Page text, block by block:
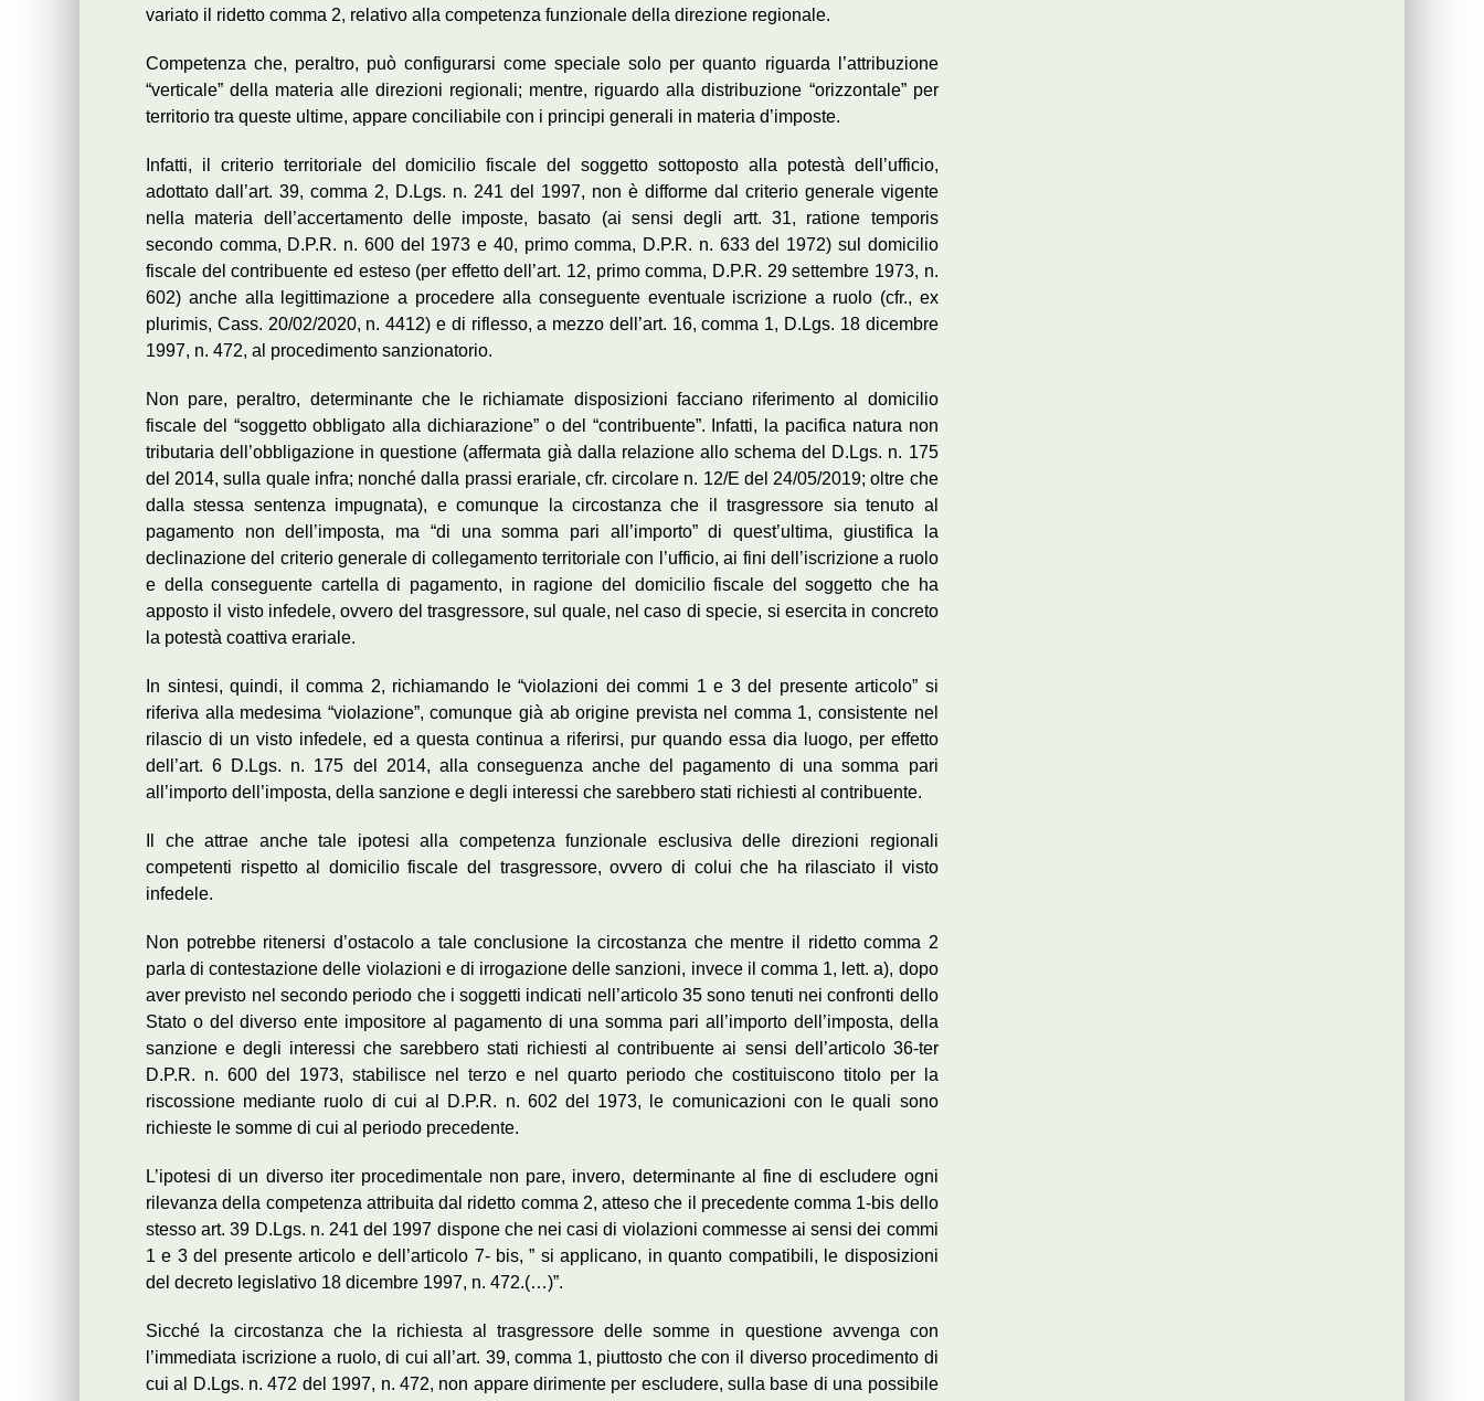
variato il ridetto comma 2, relativo alla competenza funzionale della direzione regionale.
Competenza che, peraltro, può configurarsi come speciale solo per quanto riguarda l’attribuzione
“verticale” della materia alle direzioni regionali; mentre, riguardo alla distribuzione “orizzontale” per
territorio tra queste ultime, appare conciliabile con i principi generali in materia d’imposte.
Infatti, il criterio territoriale del domicilio fiscale del soggetto sottoposto alla potestà dell’ufficio,
adottato dall’art. 39, comma 2, D.Lgs. n. 241 del 1997, non è difforme dal criterio generale vigente
nella materia dell’accertamento delle imposte, basato (ai sensi degli artt. 31, ratione temporis
secondo comma, D.P.R. n. 600 del 1973 e 40, primo comma, D.P.R. n. 633 del 1972) sul domicilio
fiscale del contribuente ed esteso (per effetto dell’art. 12, primo comma, D.P.R. 29 settembre 1973, n.
602) anche alla legittimazione a procedere alla conseguente eventuale iscrizione a ruolo (cfr., ex
plurimis, Cass. 20/02/2020, n. 4412) e di riflesso, a mezzo dell’art. 16, comma 1, D.Lgs. 18 dicembre
1997, n. 472, al procedimento sanzionatorio.
Non pare, peraltro, determinante che le richiamate disposizioni facciano riferimento al domicilio
fiscale del “soggetto obbligato alla dichiarazione” o del “contribuente”. Infatti, la pacifica natura non
tributaria dell’obbligazione in questione (affermata già dalla relazione allo schema del D.Lgs. n. 175
del 2014, sulla quale infra; nonché dalla prassi erariale, cfr. circolare n. 12/E del 24/05/2019; oltre che
dalla stessa sentenza impugnata), e comunque la circostanza che il trasgressore sia tenuto al
pagamento non dell’imposta, ma “di una somma pari all’importo” di quest’ultima, giustifica la
declinazione del criterio generale di collegamento territoriale con l’ufficio, ai fini dell’iscrizione a ruolo
e della conseguente cartella di pagamento, in ragione del domicilio fiscale del soggetto che ha
apposto il visto infedele, ovvero del trasgressore, sul quale, nel caso di specie, si esercita in concreto
la potestà coattiva erariale.
In sintesi, quindi, il comma 2, richiamando le “violazioni dei commi 1 e 3 del presente articolo” si
riferiva alla medesima “violazione”, comunque già ab origine prevista nel comma 1, consistente nel
rilascio di un visto infedele, ed a questa continua a riferirsi, pur quando essa dia luogo, per effetto
dell’art. 6 D.Lgs. n. 175 del 2014, alla conseguenza anche del pagamento di una somma pari
all’importo dell’imposta, della sanzione e degli interessi che sarebbero stati richiesti al contribuente.
Il che attrae anche tale ipotesi alla competenza funzionale esclusiva delle direzioni regionali
competenti rispetto al domicilio fiscale del trasgressore, ovvero di colui che ha rilasciato il visto
infedele.
Non potrebbe ritenersi d’ostacolo a tale conclusione la circostanza che mentre il ridetto comma 2
parla di contestazione delle violazioni e di irrogazione delle sanzioni, invece il comma 1, lett. a), dopo
aver previsto nel secondo periodo che i soggetti indicati nell’articolo 35 sono tenuti nei confronti dello
Stato o del diverso ente impositore al pagamento di una somma pari all’importo dell’imposta, della
sanzione e degli interessi che sarebbero stati richiesti al contribuente ai sensi dell’articolo 36-ter
D.P.R. n. 600 del 1973, stabilisce nel terzo e nel quarto periodo che costituiscono titolo per la
riscossione mediante ruolo di cui al D.P.R. n. 602 del 1973, le comunicazioni con le quali sono
richieste le somme di cui al periodo precedente.
L’ipotesi di un diverso iter procedimentale non pare, invero, determinante al fine di escludere ogni
rilevanza della competenza attribuita dal ridetto comma 2, atteso che il precedente comma 1-bis dello
stesso art. 39 D.Lgs. n. 241 del 1997 dispone che nei casi di violazioni commesse ai sensi dei commi
1 e 3 del presente articolo e dell’articolo 7- bis, ” si applicano, in quanto compatibili, le disposizioni
del decreto legislativo 18 dicembre 1997, n. 472.(…)”.
Sicché la circostanza che la richiesta al trasgressore delle somme in questione avvenga con
l’immediata iscrizione a ruolo, di cui all’art. 39, comma 1, piuttosto che con il diverso procedimento di
cui al D.Lgs. n. 472 del 1997, n. 472, non appare dirimente per escludere, sulla base di una possibile